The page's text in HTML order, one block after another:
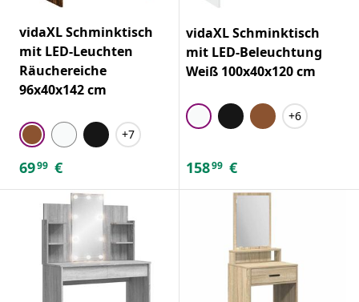
vidaXL Schminktisch
mit LED-Leuchten
Räuchereiche
96x40x142 cm
+7
6999 €
vidaXL Schminktisch
mit LED-Beleuchtung
Weiß 100x40x120 cm
+6
15899 €